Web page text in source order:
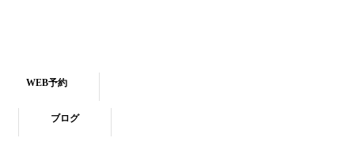
WEB予約
ブログ